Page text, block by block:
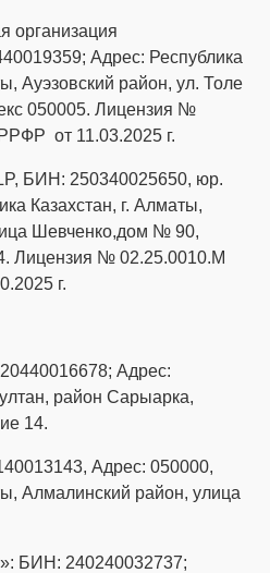
организация
Адрес: Республика
Ауэзовский район, ул. Толе
050005. Лицензия №
от 11.03.2025 г.
БИН: 250340025650, юр.
Казахстан, г. Алматы,
Шевченко,дом № 90,
Лицензия № 02.25.0010.M
г.
Адрес:
район Сарыарка,
14.
Адрес: 050000,
Алмалинский район, улица
БИН: 240240032737;